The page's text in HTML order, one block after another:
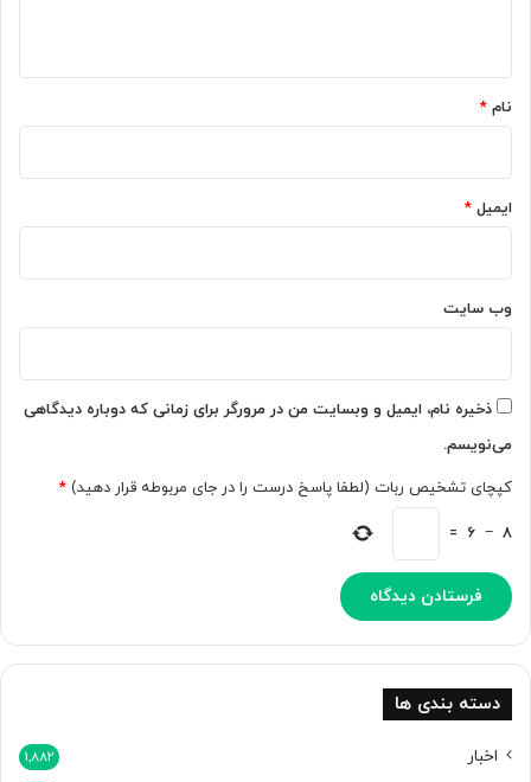
و
ت
ر
م
ی‌
ک
د
ت
ا
ش
ک
ی
ع
ی
م
ا
ل
ه‌
ا
ا
ل
ا
ه
د
نام *
ایمیل *
وب‌ سایت
ذخیره نام، ایمیل و وبسایت من در مرورگر برای زمانی که دوباره دیدگاهی
می‌نویسم.
کپچای تشخیص ربات (لطفا پاسخ درست را در جای مربوطه قرار دهید) *
8
−
6
=
دسته بندی ها
اخبار 1,882